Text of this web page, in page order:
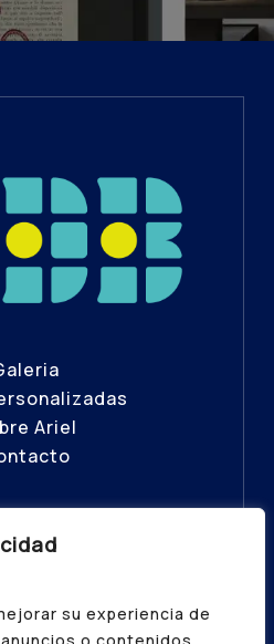
su experiencia de
Ariel
2025
| Aviso Legal|